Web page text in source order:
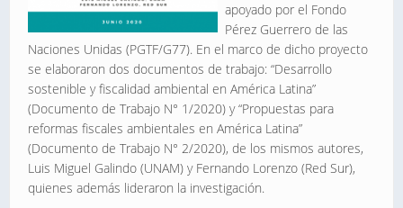
apoyado por el Fondo
Pérez Guerrero de las
Naciones Unidas (PGTF/G77). En el marco de dicho proyecto
se elaboraron dos documentos de trabajo: “Desarrollo
sostenible y fiscalidad ambiental en América Latina”
(Documento de Trabajo N° 1/2020) y “Propuestas para
reformas fiscales ambientales en América Latina”
(Documento de Trabajo N° 2/2020), de los mismos autores,
Luis Miguel Galindo (UNAM) y Fernando Lorenzo (Red Sur),
quienes además lideraron la investigación.